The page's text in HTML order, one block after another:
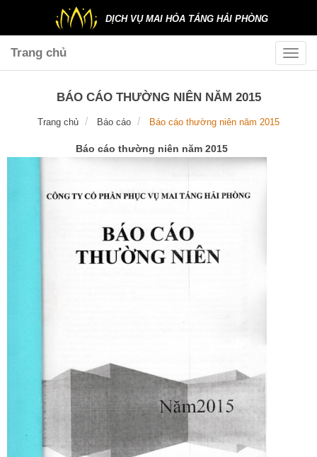
DỊCH VỤ MAI HỎA TÁNG HẢI PHÒNG
Toggle
Trang chủ
BÁO CÁO THƯỜNG NIÊN NĂM 2015
Trang chủ Báo cáo Báo cáo thường niên năm 2015
Báo cáo thường niên năm 2015